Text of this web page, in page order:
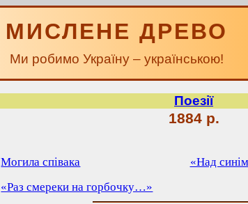
МИСЛЕНЕ ДРЕВО
Ми робимо Україну – українською!
Поезії
1884 р.
Могила співака
«Раз смереки на горбочку…»
«Над